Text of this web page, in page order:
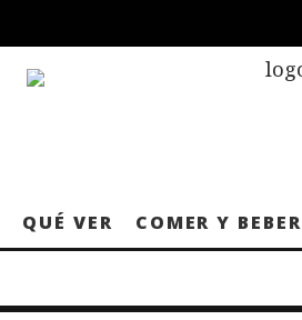
QUÉ VER COMER Y BEBER